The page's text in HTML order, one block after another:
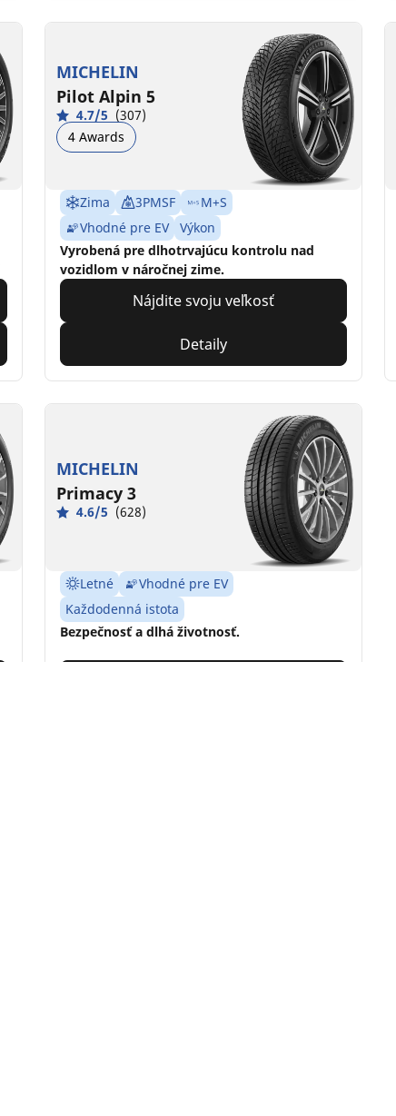
MICHELIN
Pilot Alpin 5
4.7/5 (307)
4 Awards
Zima 3PMSF
M+S
Vhodné pre EV
Výkon
Vyrobená pre dlhotrvajúcu kontrolu nad
vozidlom v náročnej zime.
Nájdite svoju veľkosť
Detaily
MICHELIN
Primacy 3
4.6/5 (628)
Letné
Vhodné pre EV
Každodenná istota
Bezpečnosť a dlhá životnosť.